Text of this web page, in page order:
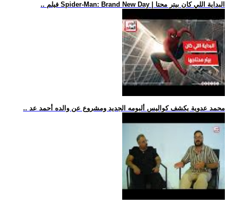
.. فيلم Spider-Man: Brand New Day | البداية اللي كان بيتر محتا
.. محمد عدوية يكشف كواليس ألبومه الجديد ومشروع عن والده أحمد عد